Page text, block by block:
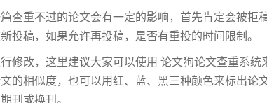
查重不过的论文会有一定的影响，首先肯定会被拒
稿，如果允许再投稿，是否有重投的时间限制。
修改，这里建议大家可以使用 论文狗论文查重系统
的相似度，也可以用红、蓝、黑三种颜色来标出论
刊或换刊。